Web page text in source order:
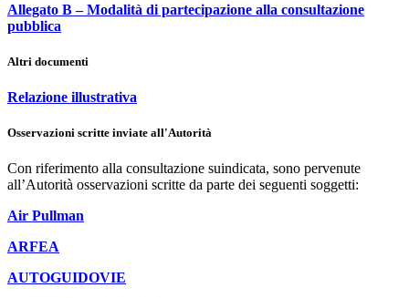
Allegato B – Modalità di partecipazione alla consultazione
pubblica
Altri documenti
Relazione illustrativa
Osservazioni scritte inviate all'Autorità
Con riferimento alla consultazione suindicata, sono pervenute
all’Autorità osservazioni scritte da parte dei seguenti soggetti:
Air Pullman
ARFEA
AUTOGUIDOVIE